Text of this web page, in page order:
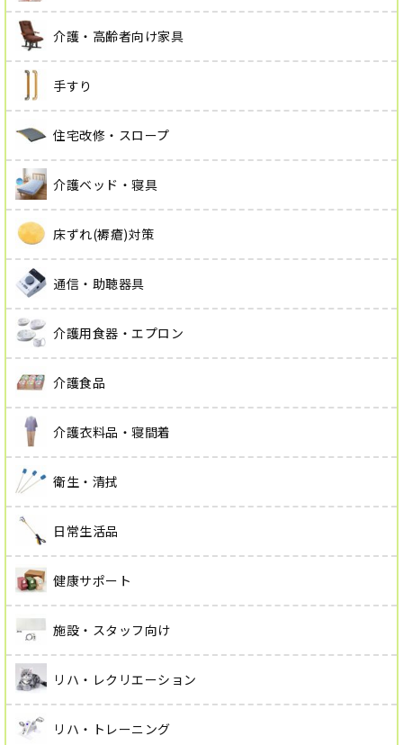
介護・高齢者向け家具
手すり
住宅改修・スロープ
介護ベッド・寝具
床ずれ(褥瘡)対策
通信・助聴器具
介護用食器・エプロン
介護食品
介護衣料品・寝間着
衛生・清拭
日常生活品
健康サポート
施設・スタッフ向け
リハ・レクリエーション
リハ・トレーニング